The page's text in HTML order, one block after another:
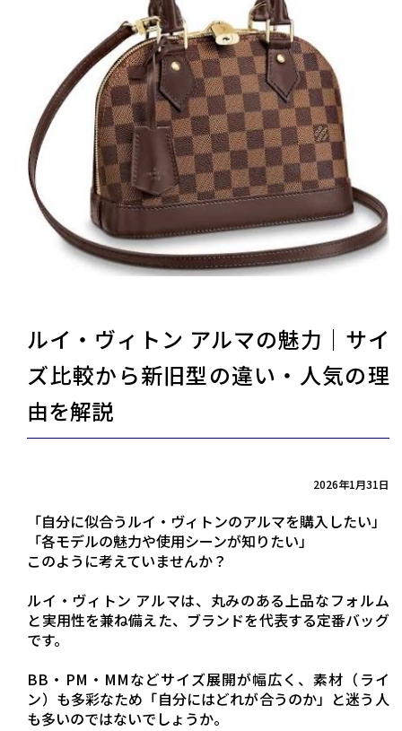
ルイ・ヴィトン アルマの魅力｜サイ
ズ比較から新旧型の違い・人気の理
由を解説
2026年1月31日
「自分に似合うルイ・ヴィトンのアルマを購入したい」
「各モデルの魅力や使用シーンが知りたい」
このように考えていませんか？
ルイ・ヴィトン アルマは、丸みのある上品なフォルム
と実用性を兼ね備えた、ブランドを代表する定番バッグ
です。
BB・PM・MMなどサイズ展開が幅広く、素材（ライ
ン）も多彩なため「自分にはどれが合うのか」と迷う人
も多いのではないでしょうか。